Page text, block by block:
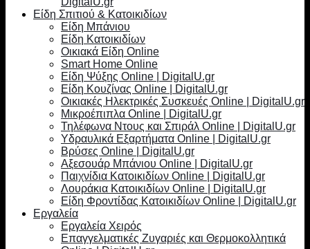
Είδη Σπιτιού & Κατοικιδίων
Είδη Μπάνιου
Είδη Κατοικιδίων
Οικιακά Είδη Online
Smart Home Online
Είδη Ψύξης Online | DigitalU.gr
Είδη Κουζίνας Online | DigitalU.gr
Οικιακές Ηλεκτρικές Συσκευές Online | DigitalU.gr
Μικροέπιπλα Online | DigitalU.gr
Τηλέφωνα Ντους και Σπιράλ Online | DigitalU.gr
Υδραυλικά Εξαρτήματα Online | DigitalU.gr
Βρύσες Online | DigitalU.gr
Αξεσουάρ Μπάνιου Online | DigitalU.gr
Παιχνίδια Κατοικιδίων Online | DigitalU.gr
Λουράκια Κατοικιδίων Online | DigitalU.gr
Είδη Φροντίδας Κατοικιδίων Online | DigitalU.gr
Εργαλεία
Εργαλεία Χειρός
Επαγγελματικές Ζυγαριές και Θερμοκολλητικά